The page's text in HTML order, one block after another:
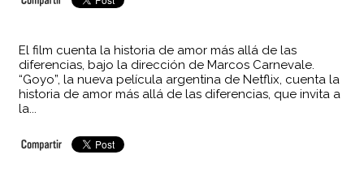
El film cuenta la historia de amor más allá de las
diferencias, bajo la dirección de Marcos Carnevale.
“Goyo”, la nueva película argentina de Netflix, cuenta la
historia de amor más allá de las diferencias, que invita a
la...